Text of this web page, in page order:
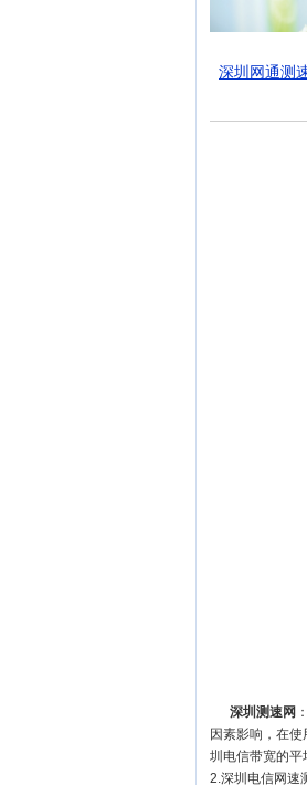
深圳网通测
深圳测速网
因素影响，在
圳电信带宽的平
2.深圳电信网速